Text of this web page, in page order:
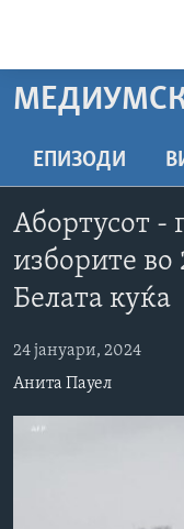
пристапност
содржина
Премини
до
страната
навигација
Пребарувај
ДОМА
РУБРИКИ
МАКЕДОНИЈА
СВЕТ
ЕКОНОМИЈА
ПОЛИТИКА
ЗДРАВЈЕ
НАУКА
ДОКУМЕНТАРЦИ
АРХИВИРАНА
NEWSFLASH -
ВЕСТИ ОД САД ВО
ИЗБОРИ ВО САД
Learning English
НАКУСО...
ЕПИЗОДИ
Абортусот -
изборите во
Белата куќа
24 јануари, 2024
Анита Пауел